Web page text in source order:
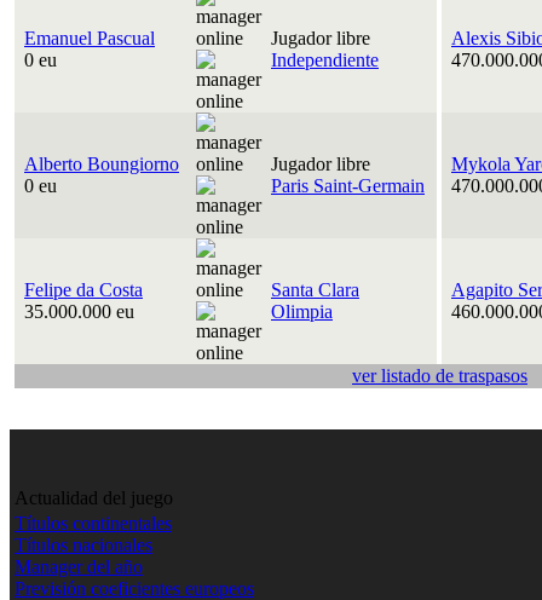
Emanuel Pascual
0 eu
Jugador libre
Independiente
Alexis
Alberto Boungiorno
0 eu
Jugador libre
Paris Saint-Germain
Mykola
Felipe da Costa
35.000.000 eu
Santa Clara
Olimpia
Agapito
ver listado de traspasos
Actualidad del juego
Títulos continentales
Títulos nacionales
Manager del año
Previsión coeficientes europeos